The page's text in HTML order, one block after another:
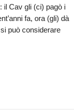
il Cav gli (ci) pagò i
fa, ora (gli) dà
può considerare